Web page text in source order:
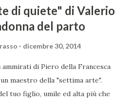
di quiete" di Valerio
del parto
dicembre 30, 2014
di Piero della Francesca
maestro della "settima arte".
tuo figlio, umile ed alta più che